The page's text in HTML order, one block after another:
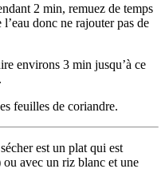
2 min, remuez de temps
donc ne rajouter pas de
environs 3 min jusqu’à ce
feuilles de coriandre.
est un plat qui est
avec un riz blanc et une